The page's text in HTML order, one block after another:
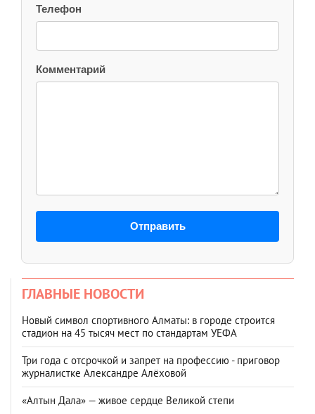
Телефон
Комментарий
Отправить
ГЛАВНЫЕ НОВОСТИ
Новый символ спортивного Алматы: в городе строится
стадион на 45 тысяч мест по стандартам УЕФА
Три года с отсрочкой и запрет на профессию - приговор
журналистке Александре Алёховой
«Алтын Дала» — живое сердце Великой степи